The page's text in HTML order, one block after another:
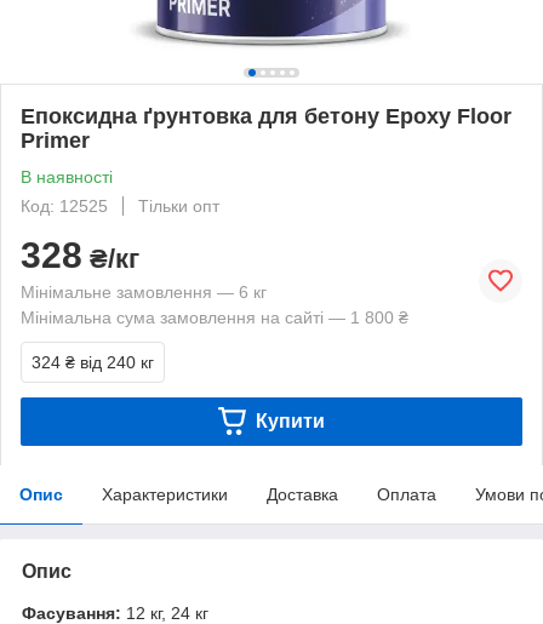
Епоксидна ґрунтовка для бетону Epoxy Floor
Primer
В наявності
Код: 12525
Тільки опт
328 ₴/кг
Мінімальне замовлення — 6 кг
Мінімальна сума замовлення на сайті — 1 800 ₴
324 ₴ від 240 кг
Купити
Опис Характеристики Доставка Оплата Умови
Опис
Фасування: 12 кг, 24 кг